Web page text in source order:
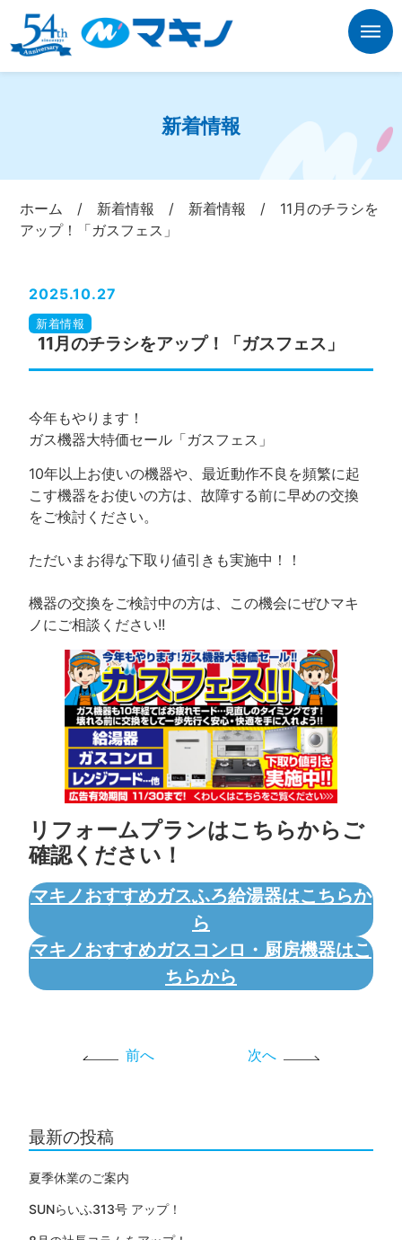
新着情報
ホーム / 新着情報 / 新着情報 / 11月のチラシを
アップ！「ガスフェス」
2025.10.27
新着情報
11月のチラシをアップ！「ガスフェス」
今年もやります！
ガス機器大特価セール「ガスフェス」
10年以上お使いの機器や、最近動作不良を頻繁に起
こす機器をお使いの方は、故障する前に早めの交換
をご検討ください。
ただいまお得な下取り値引きも実施中！！
機器の交換をご検討中の方は、この機会にぜひマキ
ノにご相談ください!!
リフォームプランはこちらからご
確認ください！
マキノおすすめガスふろ給湯器はこちらか
ら
マキノおすすめガスコンロ・厨房機器はこ
ちらから
前へ 次へ
最新の投稿
夏季休業のご案内
SUNらいふ313号 アップ！